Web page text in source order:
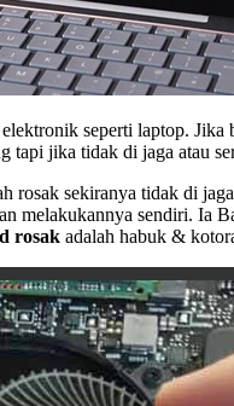
seperti laptop.
jika tidak di jaga atau
rosak sekiranya tidak di
melakukannya sendiri. Ia
rosak adalah habuk &